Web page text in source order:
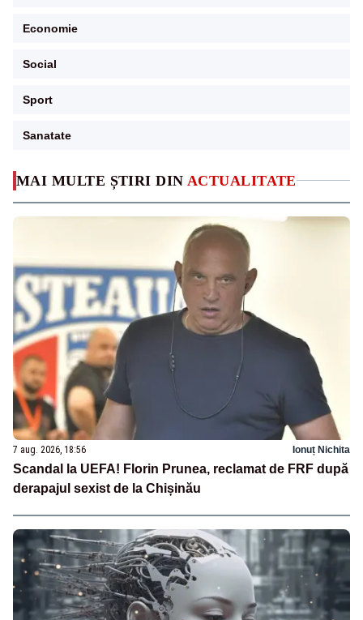
MAI MULTE ȘTIRI DIN ACTUALITATE
7 aug. 2026, 18:56 Ionuț Nichita
Scandal la UEFA! Florin Prunea, reclamat de FRF după
derapajul sexist de la Chișinău
Economie
Social
Sport
Sanatate